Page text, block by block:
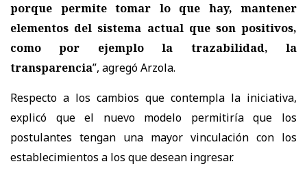
porque permite tomar lo que hay, mantener
elementos del sistema actual que son positivos,
como por ejemplo la trazabilidad, la
transparencia”, agregó Arzola.
Respecto a los cambios que contempla la iniciativa,
explicó que el nuevo modelo permitiría que los
postulantes tengan una mayor vinculación con los
establecimientos a los que desean ingresar.